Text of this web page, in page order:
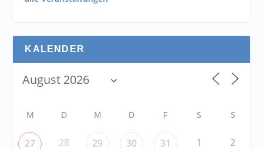
KALENDER
M D M D F S S
27 28 29 30 31 1 2